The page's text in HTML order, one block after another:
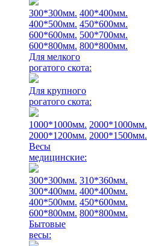
300*300мм. 400*400мм.
400*500мм. 450*600мм.
600*600мм. 500*700мм.
600*800мм. 800*800мм.
Для мелкого
рогатого скота:
Для крупного
рогатого скота:
1000*1000мм. 2000*1000мм.
2000*1200мм. 2000*1500мм.
Весы
медицинские:
300*300мм. 310*360мм.
300*400мм. 400*400мм.
400*500мм. 450*600мм.
600*800мм. 800*800мм.
Бытовые
весы: